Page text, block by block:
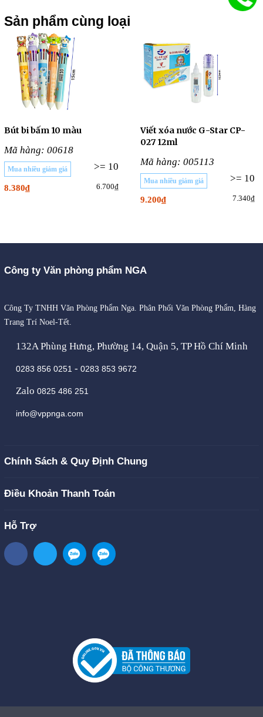
Sản phẩm cùng loại
Bút bi bấm 10 màu
Mã hàng: 00618
>= 10
Mua nhiều giảm giá
8.380₫ 6.700₫
Viết xóa nước G-Star CP-
027 12ml
Mã hàng: 005113
Mua nhiều giảm giá >= 10
9.200₫ 7.340₫
Công ty Văn phòng phẩm NGA
Công Ty TNHH Văn Phòng Phẩm Nga. Phân Phối Văn Phòng Phẩm, Hàng
Trang Trí Noel-Tết.
132A Phùng Hưng, Phường 14, Quận 5, TP Hồ Chí Minh
0283 856 0251 - 0283 853 9672
Zalo 0825 486 251
info@vppnga.com
Chính Sách & Quy Định Chung
Điều Khoản Thanh Toán
Hỗ Trợ